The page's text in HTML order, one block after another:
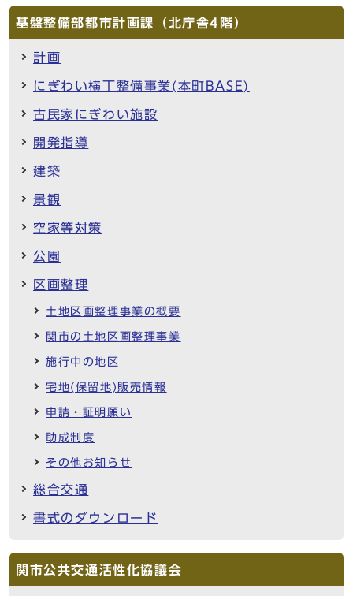
基盤整備部都市計画課（北庁舎4階）
計画
にぎわい横丁整備事業(本町BASE)
古民家にぎわい施設
開発指導
建築
景観
空家等対策
公園
区画整理
土地区画整理事業の概要
関市の土地区画整理事業
施行中の地区
宅地(保留地)販売情報
申請・証明願い
助成制度
その他お知らせ
総合交通
書式のダウンロード
関市公共交通活性化協議会